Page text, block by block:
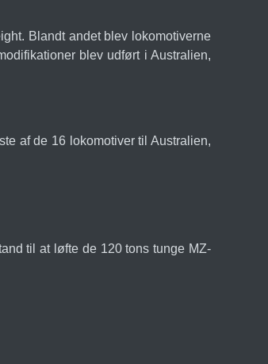
Blandt andet blev lokomotiverne
blev udført i Australien,
af de 16 lokomotiver til Australien,
til at løfte de 120 tons tunge MZ-